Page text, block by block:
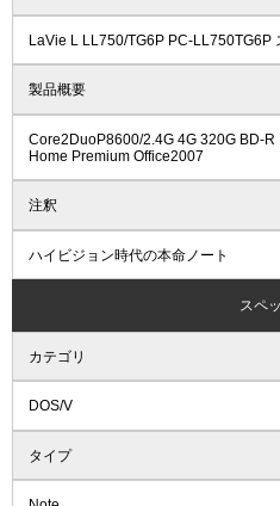
LaVie L LL750/TG6P PC-LL750TG6P
製品概要
Core2DuoP8600/2.4G 4G 320G BD-
Home Premium Office2007
注釈
ハイビジョン時代の本命ノート
スペ
カテゴリ
DOS/V
タイプ